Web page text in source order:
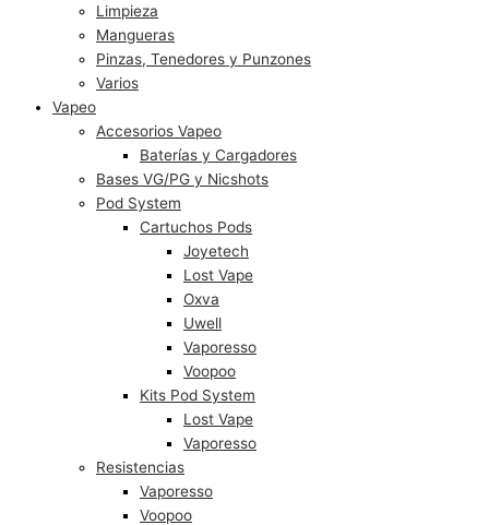
Limpieza
Mangueras
Pinzas, Tenedores y Punzones
Varios
Vapeo
Accesorios Vapeo
Baterías y Cargadores
Bases VG/PG y Nicshots
Pod System
Cartuchos Pods
Joyetech
Lost Vape
Oxva
Uwell
Vaporesso
Voopoo
Kits Pod System
Lost Vape
Vaporesso
Resistencias
Vaporesso
Voopoo